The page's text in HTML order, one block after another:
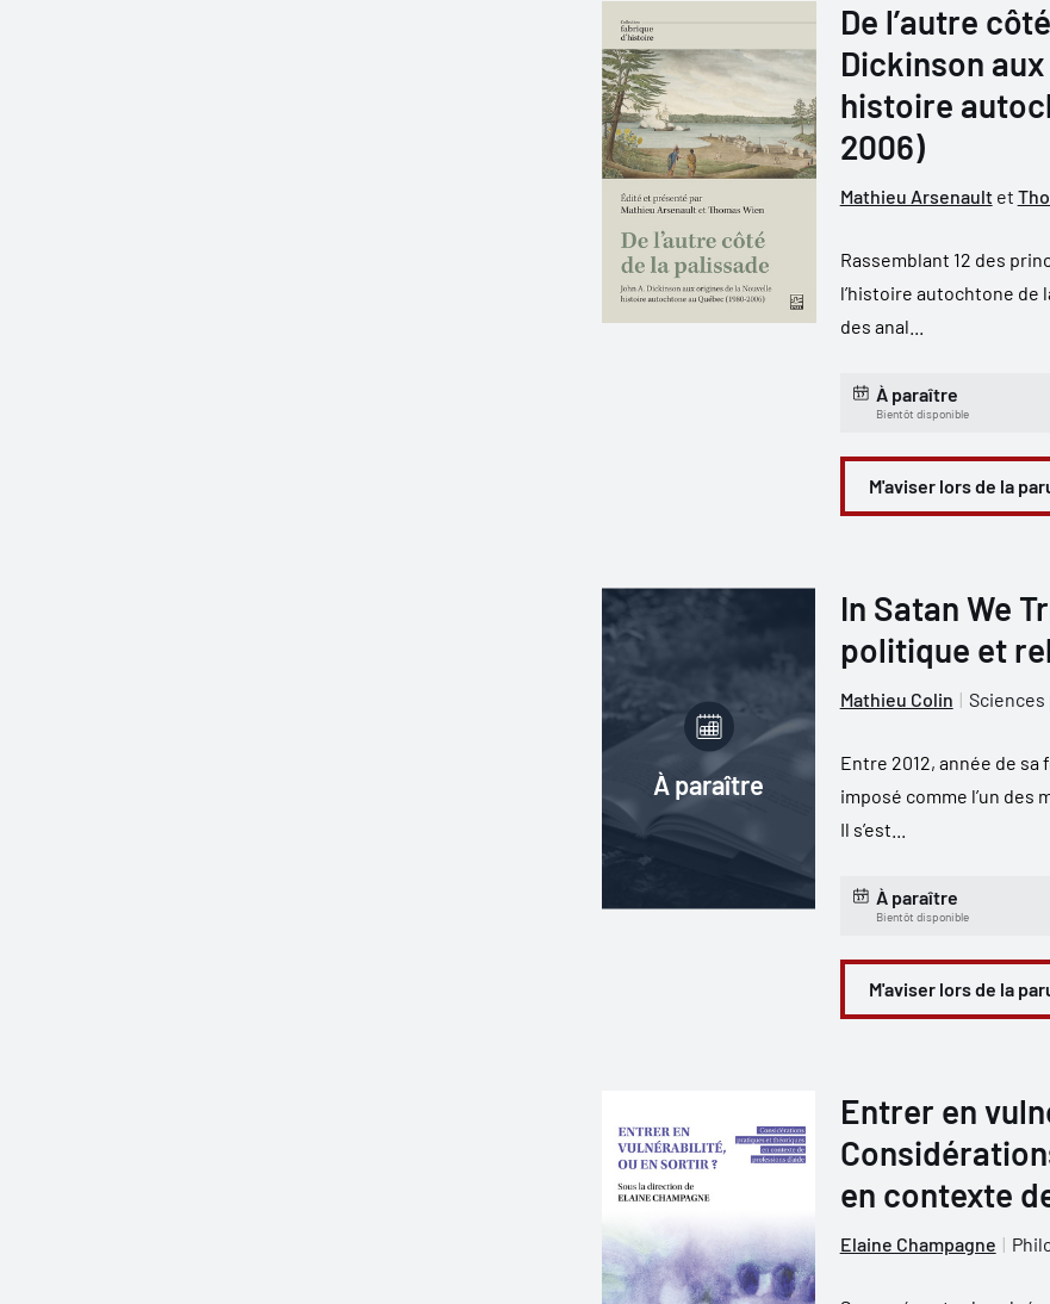
De l’autre
Dickinson
histoire
2006)
Mathieu Arsenaultet
Rassemblant 12 des
l’histoire autochtone de
des anal...
À paraître
Bientôt disponible
M'aviser lors de la
À paraître
In Satan We
politique et
Mathieu Colin
Entre 2012, année de sa
imposé comme l’un des
Il s’est...
À paraître
Bientôt disponible
M'aviser lors de la
Entrer en
en contexte
Elaine Champagne